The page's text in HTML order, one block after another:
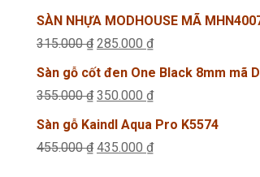
285.000 ₫.
gốc
là:
hiện
tại
350.000 ₫.
SÀN NHỰA MODHOUSE MÃ
315.000₫ Giá
gốc
là:
285.000 ₫Giá
hiện
tại
285.000 ₫.
Sàn gỗ cốt đen One Black 8mm mã
355.000₫ Giá
gốc
là:
350.000 ₫Giá
hiện
tại
Sàn gỗ Kaindl Aqua Pro K5574
455.000₫ Giá
435.000 ₫Giá